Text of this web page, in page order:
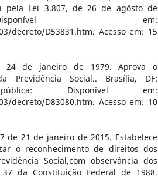
pela Lei 3.807, de 26 de agôsto de
em:
decreto/D53831.htm. Acesso em: 15
24 de janeiro de 1979. Aprova o
Previdência Social.. Brasília, DF:
Disponível em:
decreto/D83080.htm. Acesso em: 10
de 21 de janeiro de 2015. Estabelece
o reconhecimento de direitos dos
Social,com observância dos
da Constituição Federal de 1988.